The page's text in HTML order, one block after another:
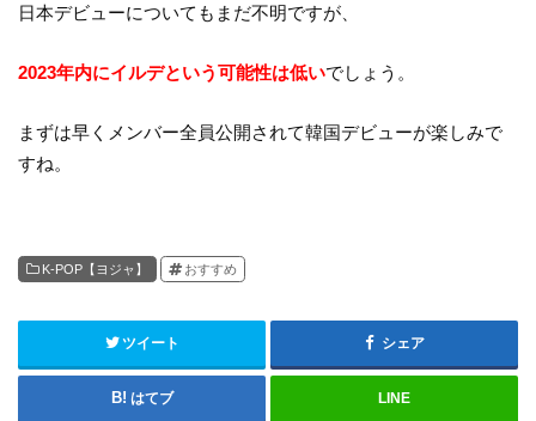
日本デビューについてもまだ不明ですが、
2023年内にイルデという可能性は低いでしょう。
まずは早くメンバー全員公開されて韓国デビューが楽しみで
すね。
K-POP【ヨジャ】 おすすめ
ツイート シェア
はてブ LINE